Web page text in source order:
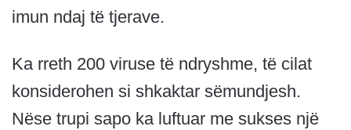
imun ndaj të tjerave.
Ka rreth 200 viruse të ndryshme, të cilat
konsiderohen si shkaktar sëmundjesh.
Nëse trupi sapo ka luftuar me sukses një